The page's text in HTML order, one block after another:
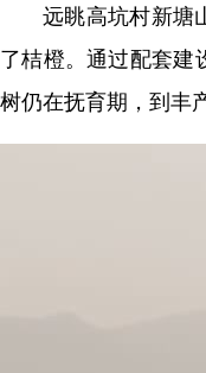
远眺高坑村新塘
了桔橙。通过配套建
树仍在抚育期，到丰